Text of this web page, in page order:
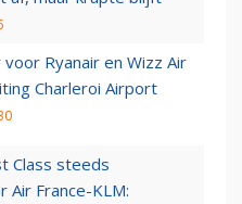
Ryanair en Wizz Air
Charleroi Airport
Class steeds
Air France-KLM: